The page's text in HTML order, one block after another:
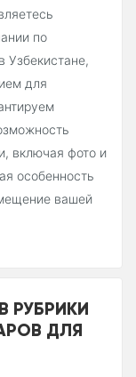
по
Узбекистане,
для
включая фото и
особенность
вашей
РУБРИКИ
ДЛЯ